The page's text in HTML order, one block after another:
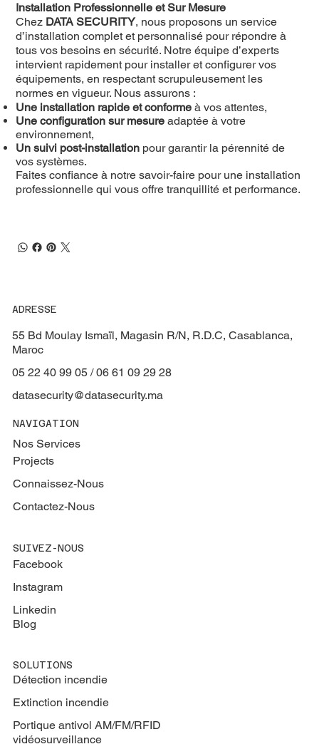
Installation Professionnelle et Sur Mesure
Chez DATA SECURITY, nous proposons un service
d’installation complet et personnalisé pour répondre à
tous vos besoins en sécurité. Notre équipe d’experts
intervient rapidement pour installer et configurer vos
équipements, en respectant scrupuleusement les
normes en vigueur. Nous assurons :
Une installation rapide et conforme à vos attentes,
Une configuration sur mesure adaptée à votre
environnement,
Un suivi post-installation pour garantir la pérennité de
vos systèmes.
Faites confiance à notre savoir-faire pour une installation
professionnelle qui vous offre tranquillité et performance.
ADRESSE
55 Bd Moulay Ismaïl, Magasin R/N, R.D.C, Casablanca,
Maroc
05 22 40 99 05 / 06 61 09 29 28
datasecurity@datasecurity.ma
NAVIGATION
Nos Services
Projects
Connaissez-Nous
Contactez-Nous
SUIVEZ-NOUS
Facebook
Instagram
Linkedin
Blog
SOLUTIONS
Détection incendie
Extinction incendie
Portique antivol AM/FM/RFID
vidéosurveillance